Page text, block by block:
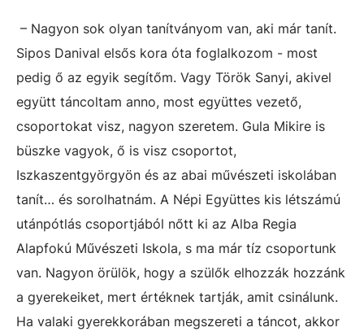
– Nagyon sok olyan tanítványom van, aki már tanít.
Sipos Danival elsős kora óta foglalkozom - most
pedig ő az egyik segítőm. Vagy Török Sanyi, akivel
együtt táncoltam anno, most együttes vezető,
csoportokat visz, nagyon szeretem. Gula Mikire is
büszke vagyok, ő is visz csoportot,
Iszkaszentgyörgyön és az abai művészeti iskolában
tanít… és sorolhatnám. A Népi Együttes kis létszámú
utánpótlás csoportjából nőtt ki az Alba Regia
Alapfokú Művészeti Iskola, s ma már tíz csoportunk
van. Nagyon örülök, hogy a szülők elhozzák hozzánk
a gyerekeiket, mert értéknek tartják, amit csinálunk.
Ha valaki gyerekkorában megszereti a táncot, akkor